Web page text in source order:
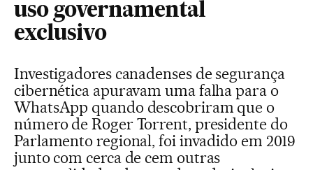
uso governamental
exclusivo
Investigadores canadenses de segurança
cibernética apuravam uma falha para o
WhatsApp quando descobriram que o
número de Roger Torrent, presidente do
Parlamento regional, foi invadido em 2019
junto com cerca de cem outras